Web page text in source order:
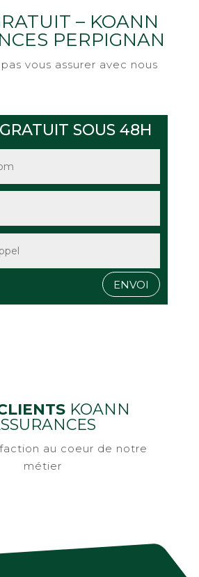
– KOANN
PERPIGNAN
vous assurer avec nous
SOUS 48H
ENVOI
KOANN
au coeur de notre
métier